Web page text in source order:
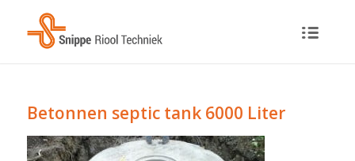
Betonnen septic tank 6000 Liter